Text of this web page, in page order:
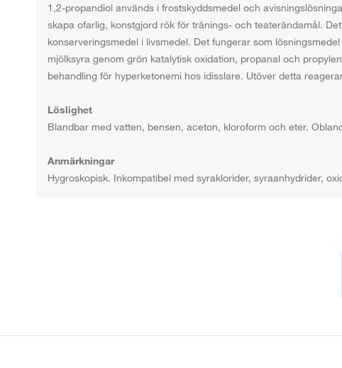
1,2-propandiol används i frostskyddsmedel och
skapa ofarlig, konstgjord rök för tränings- och teaterändamål.
konserveringsmedel i livsmedel. Det fungerar som
mjölksyra genom grön katalytisk oxidation, propanal och
behandling för hyperketonemi hos idisslare. Utöver detta
Löslighet
Blandbar med vatten, bensen, aceton, kloroform och eter.
Anmärkningar
Hygroskopisk. Inkompatibel med syraklorider, syraanhydrider,